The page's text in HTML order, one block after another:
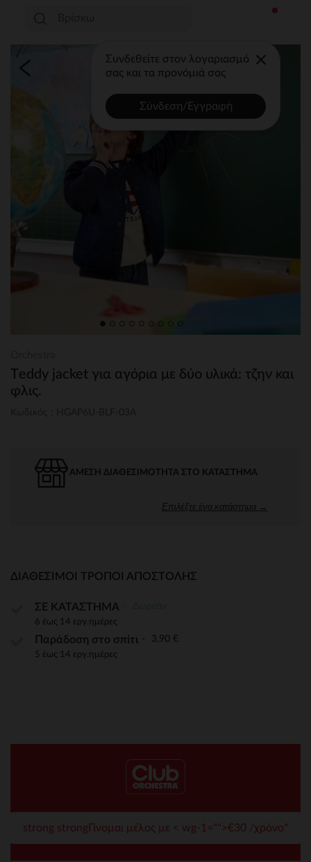
Συνδεθείτε στον λογαριασμό
σας και τα προνόμιά σας
Σύνδεση/Εγγραφή
Τeddy jacket για αγόρια με δύο υλικά: τζην και
φλις.
ΆΜΕΣΗ ΔΙΑΘΕΣΙΜΌΤΗΤΑ ΣΤΟ ΚΑΤΆΣΤΗΜΑ
Επιλέξτε ένα κατάστημα →
ΔΙΑΘΈΣΙΜΟΙ ΤΡΌΠΟΙ ΑΠΟΣΤΟΛΉΣ
ΣΕ ΚΑΤΑΣΤΗΜΑ
6 έως 14 εργ.ημέρες
Παράδοση στο σπίτι 3,90 €
5 έως 14 εργ.ημέρες
strong strongΓίνομαι μέλος με < wg-1="">€30 /χρόνο*